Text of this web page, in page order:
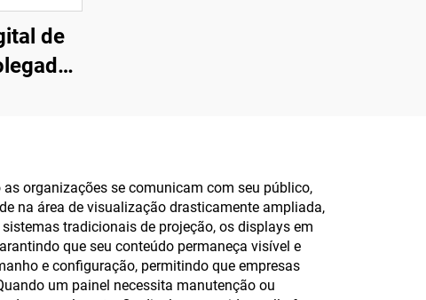
de
e
organizações se comunicam com seu público,
na área de visualização drasticamente ampliada,
tradicionais de projeção, os displays em
que seu conteúdo permaneça visível e
e configuração, permitindo que empresas
um painel necessita manutenção ou